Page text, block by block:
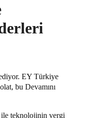
EY Türkiye
bu Devamını